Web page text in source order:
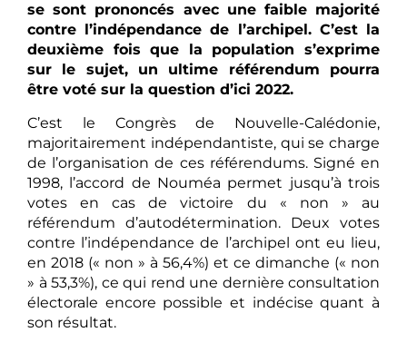
se sont prononcés avec une faible majorité
contre l’indépendance de l’archipel. C’est la
deuxième fois que la population s’exprime
sur le sujet, un ultime référendum pourra
être voté sur la question d’ici 2022.
C’est le Congrès de Nouvelle-Calédonie,
majoritairement indépendantiste, qui se charge
de l’organisation de ces référendums. Signé en
1998, l’accord de Nouméa permet jusqu’à trois
votes en cas de victoire du « non » au
référendum d’autodétermination. Deux votes
contre l’indépendance de l’archipel ont eu lieu,
en 2018 (« non » à 56,4%) et ce dimanche (« non
» à 53,3%), ce qui rend une dernière consultation
électorale encore possible et indécise quant à
son résultat.